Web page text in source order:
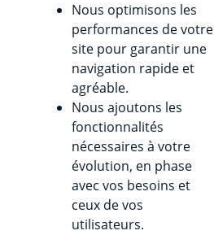
Nous optimisons les
performances de votre
site pour garantir une
navigation rapide et
agréable.
Nous ajoutons les
fonctionnalités
nécessaires à votre
évolution, en phase
avec vos besoins et
ceux de vos
utilisateurs.